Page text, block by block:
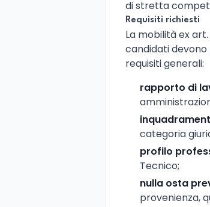
di stretta
Requisiti richiesti
La mobilità ex
candidati devono
requisiti generali:
rapporto di
categoria
profilo
Tecnico;
nulla osta
provenienza,